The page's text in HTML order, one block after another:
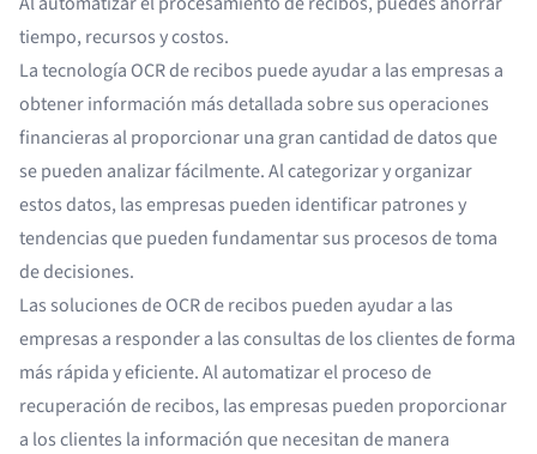
tiempo, recursos y costos.
La tecnología OCR de recibos puede ayudar a las empresas a
obtener información más detallada sobre sus operaciones
financieras al proporcionar una gran cantidad de datos que
se pueden analizar fácilmente. Al categorizar y organizar
estos datos, las empresas pueden identificar patrones y
tendencias que pueden fundamentar sus procesos de toma
de decisiones.
Las soluciones de OCR de recibos pueden ayudar a las
empresas a responder a las consultas de los clientes de forma
más rápida y eficiente. Al automatizar el proceso de
recuperación de recibos, las empresas pueden proporcionar
a los clientes la información que necesitan de manera